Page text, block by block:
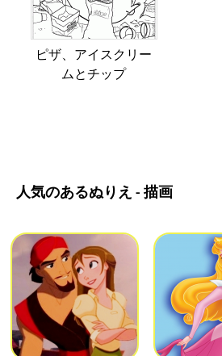
ピザ、アイスクリー
ムとチップ
人気のあるぬりえ - 描画